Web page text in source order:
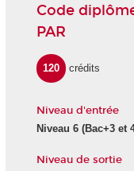
Code
PAR
120 crédits
Niveau d'entrée
Niveau 6(Bac+3 et
Niveau de sortie